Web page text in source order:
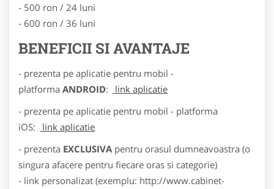
- 500 ron / 24 luni
- 600 ron / 36 luni
BENEFICII SI AVANTAJE
- prezenta pe aplicatie pentru mobil -
platforma ANDROID:
link aplicatie
- prezenta pe aplicatie pentru mobil - platforma
iOS:
link aplicatie
- prezenta EXCLUSIVA pentru orasul dumneavoastra (o
singura afacere pentru fiecare oras si categorie)
- link personalizat (exemplu: http://www.cabinet-